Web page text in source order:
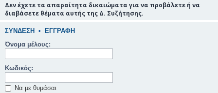
Δεν έχετε τα απαραίτητα δικαιώματα για να προβάλετε ή να
διαβάσετε θέματα αυτής της Δ. Συζήτησης.
ΣΎΝΔΕΣΗ • ΕΓΓΡΑΦΉ
Όνομα μέλους:
Κωδικός:
Να με θυμάσαι